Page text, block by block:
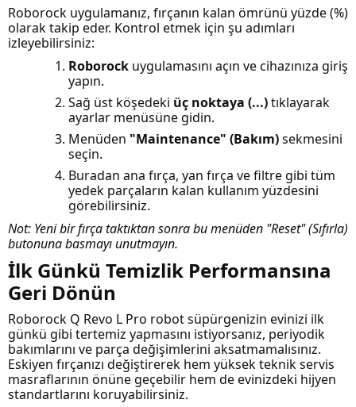
Roborock uygulamanız, fırçanın kalan ömrünü yüzde (%)
olarak takip eder. Kontrol etmek için şu adımları
izleyebilirsiniz:
Roborock uygulamasını açın ve cihazınıza giriş
yapın.
Sağ üst köşedeki üç noktaya (...)tıklayarak
ayarlar menüsüne gidin.
Menüden "Maintenance" (Bakım)sekmesini
seçin.
Buradan ana fırça, yan fırça ve filtre gibi tüm
yedek parçaların kalan kullanım yüzdesini
görebilirsiniz.
Not: Yeni bir fırça taktıktan sonra bu menüden "Reset" (Sıfırla)
butonuna basmayı unutmayın.
İlk Günkü Temizlik Performansına
Geri Dönün
Roborock Q Revo L Pro robot süpürgenizin evinizi ilk
günkü gibi tertemiz yapmasını istiyorsanız, periyodik
bakımlarını ve parça değişimlerini aksatmamalısınız.
Eskiyen fırçanızı değiştirerek hem yüksek teknik servis
masraflarının önüne geçebilir hem de evinizdeki hijyen
standartlarını koruyabilirsiniz.